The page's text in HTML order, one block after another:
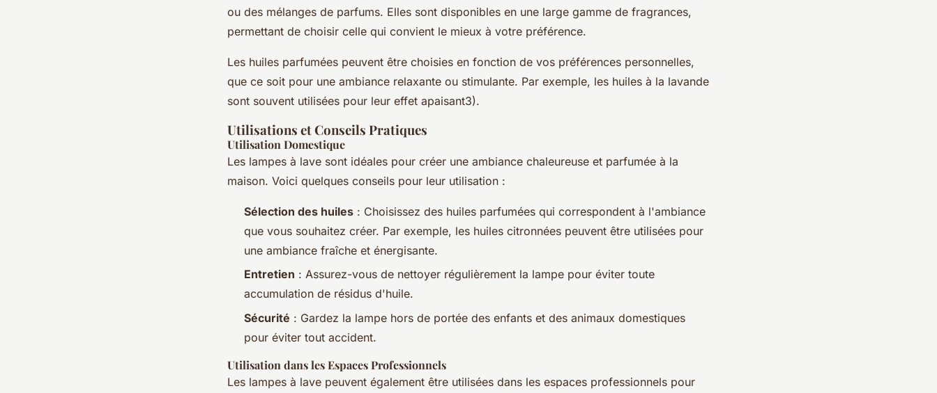
ou des mélanges de parfums. Elles sont disponibles en une large gamme de fragrances,
permettant de choisir celle qui convient le mieux à votre préférence.
Les huiles parfumées peuvent être choisies en fonction de vos préférences personnelles,
que ce soit pour une ambiance relaxante ou stimulante. Par exemple, les huiles à la lavande
sont souvent utilisées pour leur effet apaisant3).
Utilisations et Conseils Pratiques
Utilisation Domestique
Les lampes à lave sont idéales pour créer une ambiance chaleureuse et parfumée à la
maison. Voici quelques conseils pour leur utilisation :
Sélection des huiles : Choisissez des huiles parfumées qui correspondent à l'ambiance
que vous souhaitez créer. Par exemple, les huiles citronnées peuvent être utilisées pour
une ambiance fraîche et énergisante.
Entretien : Assurez-vous de nettoyer régulièrement la lampe pour éviter toute
accumulation de résidus d'huile.
Sécurité : Gardez la lampe hors de portée des enfants et des animaux domestiques
pour éviter tout accident.
Utilisation dans les Espaces Professionnels
Les lampes à lave peuvent également être utilisées dans les espaces professionnels pour